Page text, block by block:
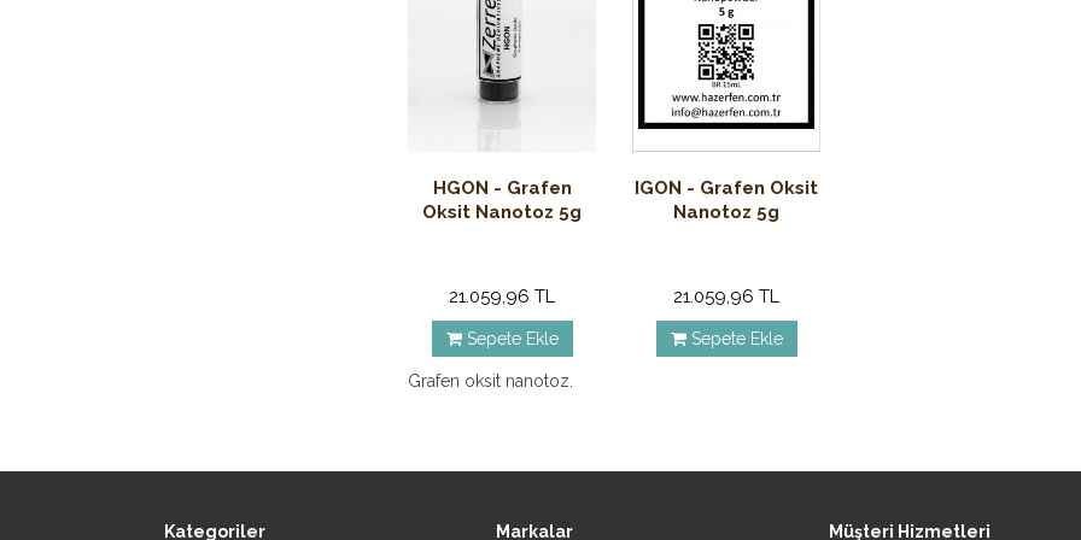
HGON - Grafen
Oksit Nanotoz 5g
21.059,96 TL
Sepete Ekle
IGON - Grafen Oksit
Nanotoz 5g
21.059,96 TL
Sepete Ekle
Grafen oksit nanotoz.
Kategoriler Markalar Müşteri Hizmetleri